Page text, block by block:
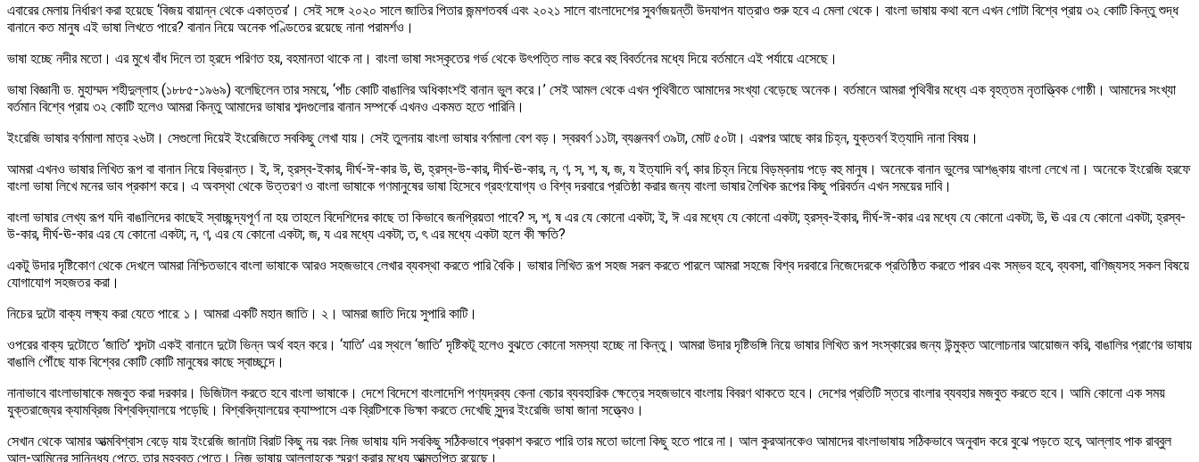
এবারের মেলায় নির্ধারণ করা হয়েছে ‘বিজয় বায়ান্ন থেকে একাত্তর’। সেই সঙ্গে ২০২০ সালে জাতির পিতার জন্মশতবর্ষ এবং ২০২১ সালে বাংলাদেশের সুবর্ণজয়ন্তী উদযাপন যাত্রাও শুরু হবে এ মেলা থেকে। বাংলা ভাষায় কথা বলে এখন গোটা বিশ্বে প্রায় ৩২ কোটি কিন্তু শুদ্ধ
বানানে কত মানুষ এই ভাষা লিখতে পারে? বানান নিয়ে অনেক পণ্ডিতের রয়েছে নানা পরামর্শও।
ভাষা হচ্ছে নদীর মতো। এর মুখে বাঁধ দিলে তা হ্রদে পরিণত হয়, বহমানতা থাকে না। বাংলা ভাষা সংস্কৃতের গর্ভ থেকে উৎপত্তি লাভ করে বহু বিবর্তনের মধ্যে দিয়ে বর্তমানে এই পর্যায়ে এসেছে।
ভাষা বিজ্ঞানী ড. মুহাম্মদ শহীদুল্লাহ (১৮৮৫-১৯৬৯) বলেছিলেন তার সময়ে, ‘পাঁচ কোটি বাঙালির অধিকাংশই বানান ভুল করে।’ সেই আমল থেকে এখন পৃথিবীতে আমাদের সংখ্যা বেড়েছে অনেক। বর্তমানে আমরা পৃথিবীর মধ্যে এক বৃহত্তম নৃতাত্ত্বিক গোষ্ঠী। আমাদের সংখ্যা
বর্তমান বিশ্বে প্রায় ৩২ কোটি হলেও আমরা কিন্তু আমাদের ভাষার শব্দগুলোর বানান সম্পর্কে এখনও একমত হতে পারিনি।
ইংরেজি ভাষার বর্ণমালা মাত্র ২৬টা। সেগুলো দিয়েই ইংরেজিতে সবকিছু লেখা যায়। সেই তুলনায় বাংলা ভাষার বর্ণমালা বেশ বড়। স্বরবর্ণ ১১টা, ব্যঞ্জনবর্ণ ৩৯টা, মোট ৫০টা। এরপর আছে কার চিহ্ন, যুক্তবর্ণ ইত্যাদি নানা বিষয়।
আমরা এখনও ভাষার লিখিত রূপ বা বানান নিয়ে বিভ্রান্ত। ই, ঈ, হ্রস্ব-ইকার, দীর্ঘ-ঈ-কার উ, ঊ, হ্রস্ব-উ-কার, দীর্ঘ-ঊ-কার, ন, ণ, স, শ, ষ, জ, য ইত্যাদি বর্ণ, কার চিহ্ন নিয়ে বিড়ম্বনায় পড়ে বহু মানুষ। অনেকে বানান ভুলের আশঙ্কায় বাংলা লেখে না। অনেকে ইংরেজি হরফে
বাংলা ভাষা লিখে মনের ভাব প্রকাশ করে। এ অবস্থা থেকে উত্তরণ ও বাংলা ভাষাকে গণমানুষের ভাষা হিসেবে গ্রহণযোগ্য ও বিশ্ব দরবারে প্রতিষ্ঠা করার জন্য বাংলা ভাষার লৈখিক রূপের কিছু পরিবর্তন এখন সময়ের দাবি।
বাংলা ভাষার লেখ্য রূপ যদি বাঙালিদের কাছেই স্বাচ্ছন্দ্যপূর্ণ না হয় তাহলে বিদেশিদের কাছে তা কিভাবে জনপ্রিয়তা পাবে? স, শ, ষ এর যে কোনো একটা; ই, ঈ এর মধ্যে যে কোনো একটা; হ্রস্ব-ইকার, দীর্ঘ-ঈ-কার এর মধ্যে যে কোনো একটা; উ, ঊ এর যে কোনো একটা; হ্রস্ব-
উ-কার, দীর্ঘ-ঊ-কার এর যে কোনো একটা; ন, ণ, এর যে কোনো একটা; জ, য এর মধ্যে একটা; ত, ৎ এর মধ্যে একটা হলে কী ক্ষতি?
একটু উদার দৃষ্টিকোণ থেকে দেখলে আমরা নিশ্চিতভাবে বাংলা ভাষাকে আরও সহজভাবে লেখার ব্যবস্থা করতে পারি বৈকি। ভাষার লিখিত রূপ সহজ সরল করতে পারলে আমরা সহজে বিশ্ব দরবারে নিজেদেরকে প্রতিষ্ঠিত করতে পারব এবং সম্ভব হবে, ব্যবসা, বাণিজ্যসহ সকল বিষয়ে
যোগাযোগ সহজতর করা।
নিচের দুটো বাক্য লক্ষ্য করা যেতে পারে: ১। আমরা একটি মহান জাতি। ২। আমরা জাতি দিয়ে সুপারি কাটি।
ওপরের বাক্য দুটোতে ‘জাতি’ শব্দটা একই বানানে দুটো ভিন্ন অর্থ বহন করে। ‘যাতি’ এর স্থলে ‘জাতি’ দৃষ্টিকটূ হলেও বুঝতে কোনো সমস্যা হচ্ছে না কিন্তু। আমরা উদার দৃষ্টিভঙ্গি নিয়ে ভাষার লিখিত রূপ সংস্কারের জন্য উন্মুক্ত আলোচনার আয়োজন করি, বাঙালির প্রাণের ভাষায়
বাঙালি পৌঁছে যাক বিশ্বের কোটি কোটি মানুষের কাছে স্বাচ্ছন্দে।
নানাভাবে বাংলাভাষাকে মজবুত করা দরকার। ডিজিটাল করতে হবে বাংলা ভাষাকে। দেশে বিদেশে বাংলাদেশি পণ্যদ্রব্য কেনা বেচার ব্যবহারিক ক্ষেত্রে সহজভাবে বাংলায় বিবরণ থাকতে হবে। দেশের প্রতিটি স্তরে বাংলার ব্যবহার মজবুত করতে হবে। আমি কোনো এক সময়
যুক্তরাজ্যের ক্যামব্রিজ বিশ্ববিদ্যালয়ে পড়েছি। বিশ্ববিদ্যালয়ের ক্যাম্পাসে এক ব্রিটিশকে ভিক্ষা করতে দেখেছি সুন্দর ইংরেজি ভাষা জানা সত্ত্বেও।
সেখান থেকে আমার আত্মবিশ্বাস বেড়ে যায় ইংরেজি জানাটা বিরাট কিছু নয় বরং নিজ ভাষায় যদি সবকিছু সঠিকভাবে প্রকাশ করতে পারি তার মতো ভালো কিছু হতে পারে না। আল কুরআনকেও আমাদের বাংলাভাষায় সঠিকভাবে অনুবাদ করে বুঝে পড়তে হবে, আল্লাহ পাক রাব্বুল
আল-আমিনের সান্নিধ্য পেতে, তার মহব্বত পেতে। নিজ ভাষায় আল্লাহকে স্মরণ করার মধ্যে আত্মতৃপ্তি রয়েছে।